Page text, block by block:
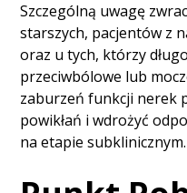
Szczególną uwagę
starszych, pacjentów z
oraz u tych, którzy
przeciwbólowe lub
zaburzeń funkcji nerek
powikłań i wdrożyć
na etapie subklinicznym.